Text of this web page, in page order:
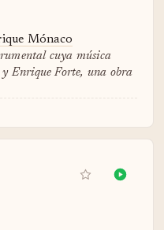
Mónaco
cuya música
Enrique Forte, una obra